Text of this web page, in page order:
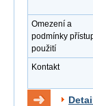
Omezení a
podmínky
použití
Kontakt